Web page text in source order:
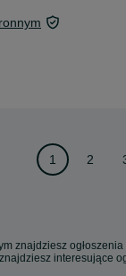
1 2
znajdziesz
interesujące